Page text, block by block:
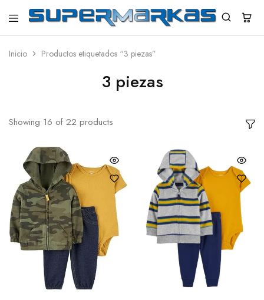
SuperMarkas
Ropa
con
Inicio Productos etiquetados “3 piezas”
3 piezas
Showing 16 of 22 products